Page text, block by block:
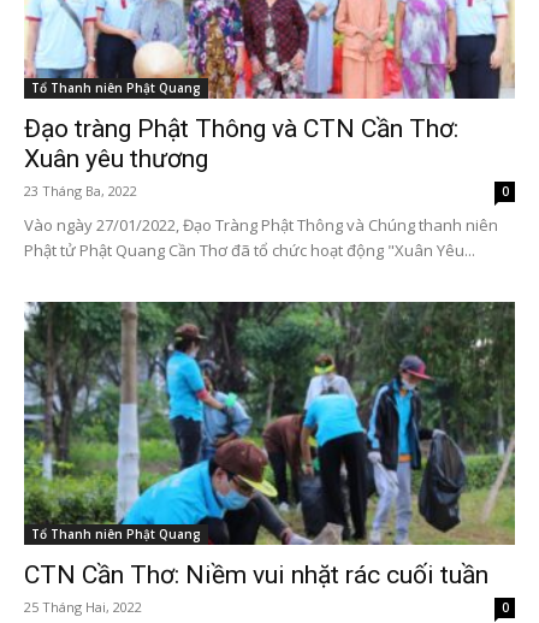
Tổ Thanh niên Phật Quang
Đạo tràng Phật Thông và CTN Cần Thơ:
Xuân yêu thương
23 Tháng Ba, 2022 0
Vào ngày 27/01/2022, Đạo Tràng Phật Thông và Chúng thanh niên
Phật tử Phật Quang Cần Thơ đã tổ chức hoạt động "Xuân Yêu...
Tổ Thanh niên Phật Quang
CTN Cần Thơ: Niềm vui nhặt rác cuối tuần
25 Tháng Hai, 2022 0